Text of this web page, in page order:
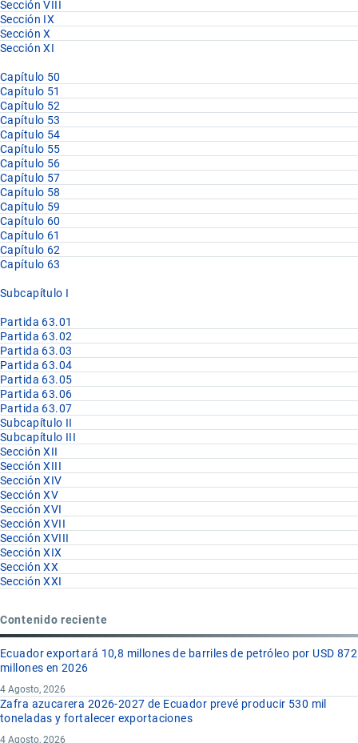
Sección VIII
Sección IX
Sección X
Sección XI
Capítulo 50
Capítulo 51
Capítulo 52
Capítulo 53
Capítulo 54
Capítulo 55
Capítulo 56
Capítulo 57
Capítulo 58
Capítulo 59
Capítulo 60
Capítulo 61
Capítulo 62
Capítulo 63
Subcapítulo I
Partida 63.01
Partida 63.02
Partida 63.03
Partida 63.04
Partida 63.05
Partida 63.06
Partida 63.07
Subcapítulo II
Subcapítulo III
Sección XII
Sección XIII
Sección XIV
Sección XV
Sección XVI
Sección XVII
Sección XVIII
Sección XIX
Sección XX
Sección XXI
Contenido reciente
Ecuador exportará 10,8 millones de barriles de petróleo por USD 872
millones en 2026
4 Agosto, 2026
Zafra azucarera 2026-2027 de Ecuador prevé producir 530 mil
toneladas y fortalecer exportaciones
4 Agosto, 2026